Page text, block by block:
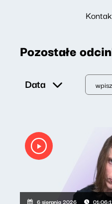
Pozostałe
Data
6 sierpnia 2026